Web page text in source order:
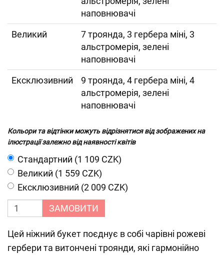
наповнювачі
Великий
7 троянда, 3 гербера міні, 3
альстромерія, зелені
наповнювачі
Ексклюзивний
9 троянда, 4 гербера міні, 4
альстромерія, зелені
наповнювачі
Кольори та відтінки можуть відрізнятися від зображених на
ілюстрації залежно від наявності квітів
Cтандартний (1 109 CZK)
Великий (1 559 CZK)
Ексклюзивний (2 009 CZK)
ЗАМОВИТИ
Цей ніжний букет поєднує в собі чарівні рожеві
гербери та витончені троянди, які гармонійно